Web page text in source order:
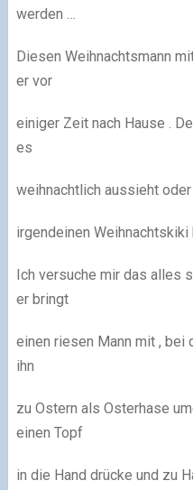
werden …
Diesen Weihnachtsmann
er vor
einiger Zeit nach Hause .
es
weihnachtlich aussieht
irgendeinen Weihnachtskiki
Ich versuche mir das alles
er bringt
einen riesen Mann mit , bei
ihn
zu Ostern als Osterhase
einen Topf
in die Hand drücke und zu